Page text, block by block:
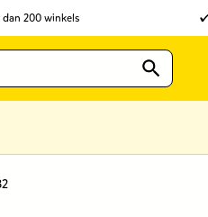
200 winkels